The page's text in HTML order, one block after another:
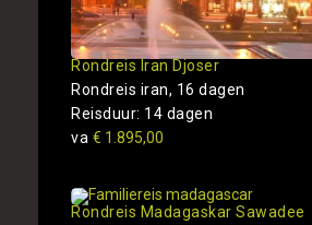
Rondreis Iran Djoser
Rondreis iran, 16 dagen
Reisduur: 14 dagen
va € 1.895,00
Rondreis Madagaskar Sawadee